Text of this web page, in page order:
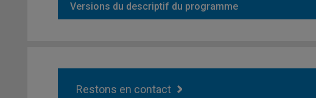
Versions du descriptif du programme
Restons en contact